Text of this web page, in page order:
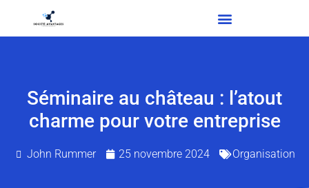
Séminaire au château : l’atout
charme pour votre entreprise
John Rummer 25 novembre 2024 Organisation